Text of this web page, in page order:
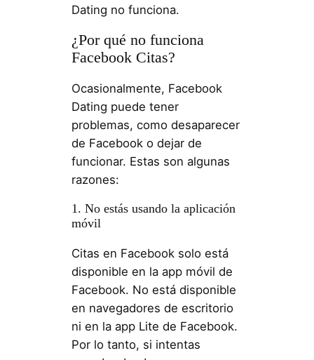
Dating no funciona.
¿Por qué no funciona
Facebook Citas?
Ocasionalmente, Facebook
Dating puede tener
problemas, como desaparecer
de Facebook o dejar de
funcionar. Estas son algunas
razones:
1. No estás usando la aplicación
móvil
Citas en Facebook solo está
disponible en la app móvil de
Facebook. No está disponible
en navegadores de escritorio
ni en la app Lite de Facebook.
Por lo tanto, si intentas